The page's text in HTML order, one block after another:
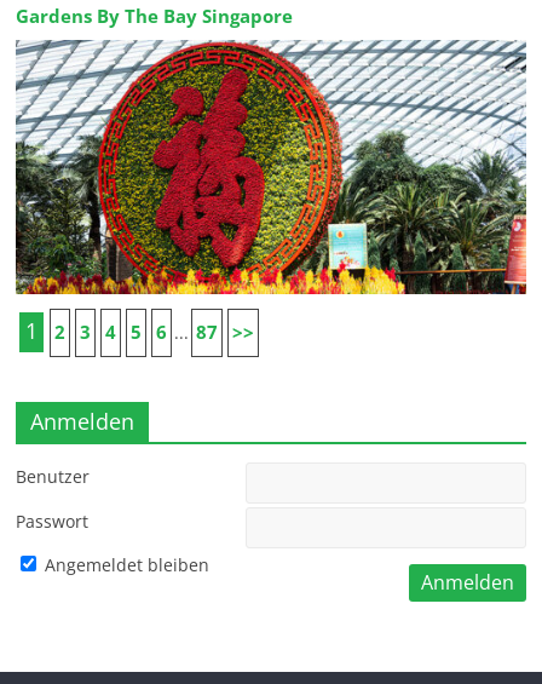
Gardens By The Bay Singapore
1 2 3 4 5 6 ... 87 >>
Anmelden
Benutzer
Passwort
Angemeldet bleiben